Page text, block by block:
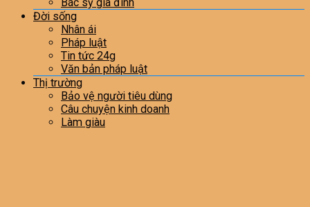
Đời sống
Nhân ái
Pháp luật
Tin tức 24g
Văn bản pháp luật
Thị trường
Bảo vệ người tiêu dùng
Câu chuyện kinh doanh
Làm giàu